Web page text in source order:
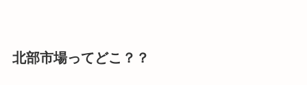
北部市場ってどこ？？